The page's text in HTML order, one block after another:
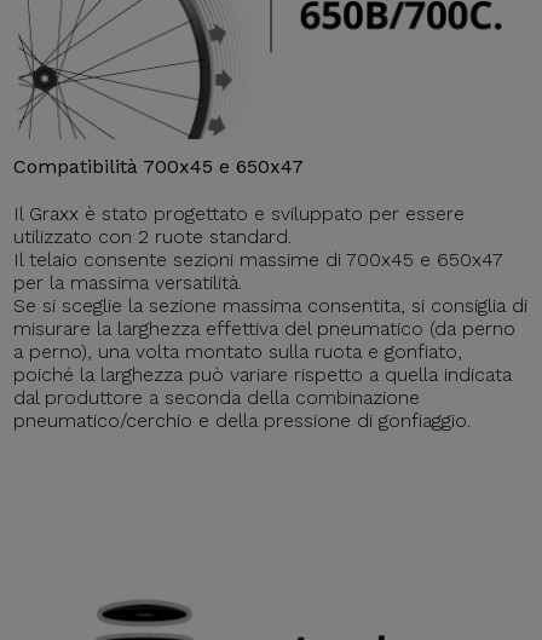
Compatibilità 700x45 e 650x47
Il Graxx è stato progettato e sviluppato per essere
utilizzato con 2 ruote standard.
Il telaio consente sezioni massime di 700x45 e 650x47
per la massima versatilità.
Se si sceglie la sezione massima consentita, si consiglia di
misurare la larghezza effettiva del pneumatico (da perno
a perno), una volta montato sulla ruota e gonfiato,
poiché la larghezza può variare rispetto a quella indicata
dal produttore a seconda della combinazione
pneumatico/cerchio e della pressione di gonfiaggio.